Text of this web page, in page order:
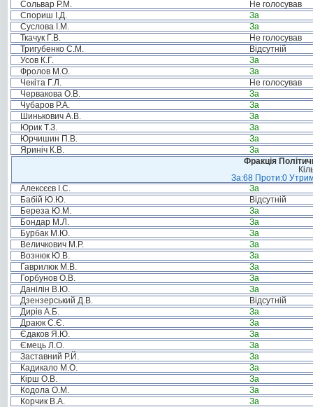
Сольвар Р.М.
Не голосував
Спориш І.Д.
За
Суслова І.М.
За
Ткачук Г.В.
Не голосував
Тригубенко С.М.
Відсутній
Усов К.Г.
За
Фролов М.О.
За
Чекіта Г.Л.
Не голосував
Червакова О.В.
За
Чубаров Р.А.
За
Шинькович А.В.
За
Юрик Т.З.
За
Юрчишин П.В.
За
Яриніч К.В.
За
Фракція
За:68 Проти:0
Алексєєв І.С.
За
Бабій Ю.Ю.
Відсутній
Береза Ю.М.
За
Бондар М.Л.
За
Бурбак М.Ю.
За
Величкович М.Р.
За
Вознюк Ю.В.
За
Гаврилюк М.В.
За
Горбунов О.В.
За
Данілін В.Ю.
За
Дзензерський Д.В.
Відсутній
Дирів А.Б.
За
Драюк С.Є.
За
Єдаков Я.Ю.
За
Ємець Л.О.
За
Заставний Р.Й.
За
Кадикало М.О.
За
Кірш О.В.
За
Кодола О.М.
За
Корчик В.А.
За